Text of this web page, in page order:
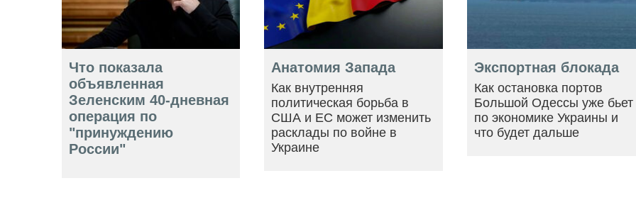
Что показала
объявленная
Зеленским 40-дневная
операция по
"принуждению
России"
Анатомия Запада
Как внутренняя
политическая борьба в
США и ЕС может изменить
расклады по войне в
Украине
Экспортная блокада
Как остановка портов
Большой Одессы уже бьет
по экономике Украины и
что будет дальше